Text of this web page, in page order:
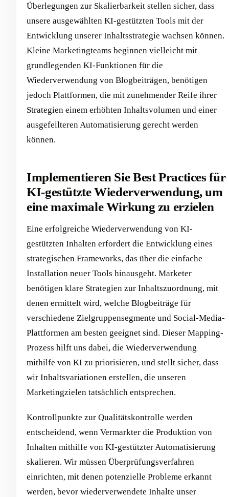
Überlegungen zur Skalierbarkeit stellen sicher, dass
unsere ausgewählten KI-gestützten Tools mit der
Entwicklung unserer Inhaltsstrategie wachsen können.
Kleine Marketingteams beginnen vielleicht mit
grundlegenden KI-Funktionen für die
Wiederverwendung von Blogbeiträgen, benötigen
jedoch Plattformen, die mit zunehmender Reife ihrer
Strategien einem erhöhten Inhaltsvolumen und einer
ausgefeilteren Automatisierung gerecht werden
können.
Implementieren Sie Best Practices für
KI-gestützte Wiederverwendung, um
eine maximale Wirkung zu erzielen
Eine erfolgreiche Wiederverwendung von KI-
gestützten Inhalten erfordert die Entwicklung eines
strategischen Frameworks, das über die einfache
Installation neuer Tools hinausgeht. Marketer
benötigen klare Strategien zur Inhaltszuordnung, mit
denen ermittelt wird, welche Blogbeiträge für
verschiedene Zielgruppensegmente und Social-Media-
Plattformen am besten geeignet sind. Dieser Mapping-
Prozess hilft uns dabei, die Wiederverwendung
mithilfe von KI zu priorisieren, und stellt sicher, dass
wir Inhaltsvariationen erstellen, die unseren
Marketingzielen tatsächlich entsprechen.
Kontrollpunkte zur Qualitätskontrolle werden
entscheidend, wenn Vermarkter die Produktion von
Inhalten mithilfe von KI-gestützter Automatisierung
skalieren. Wir müssen Überprüfungsverfahren
einrichten, mit denen potenzielle Probleme erkannt
werden, bevor wiederverwendete Inhalte unser